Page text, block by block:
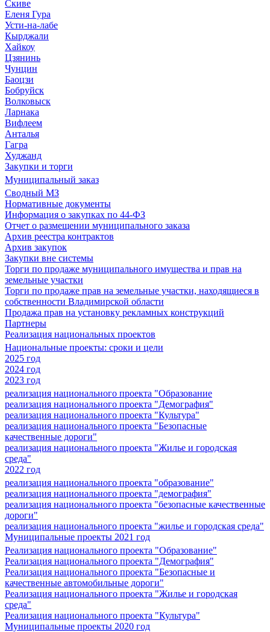
Скиве
Еленя Гура
Усти-на-лабе
Кырджали
Хайкоу
Цзянинь
Чунцин
Баоцзи
Бобруйск
Волковыск
Ларнака
Вифлеем
Анталья
Гагра
Худжанд
Закупки и торги
Муниципальный заказ
Сводный МЗ
Нормативные документы
Информация о закупках по 44-ФЗ
Отчет о размещении муниципального заказа
Архив реестра контрактов
Архив закупок
Закупки вне системы
Торги по продаже муниципального имущества и прав на
земельные участки
Торги по продаже прав на земельные участки, находящиеся в
собственности Владимирской области
Продажа прав на установку рекламных конструкций
Партнеры
Реализация национальных проектов
Национальные проекты: сроки и цели
2025 год
2024 год
2023 год
реализация национального проекта "Образование
реализация национального проекта "Демография"
реализация национального проекта "Культура"
реализация национального проекта "Безопасные
качественные дороги"
реализация национального проекта "Жилье и городская
среда"
2022 год
реализация национального проекта "образование"
реализация национального проекта "демография"
реализация национального проекта "безопасные качественные
дороги"
реализация национального проекта "жилье и городская среда"
Муниципальные проекты 2021 год
Реализация национального проекта "Образование"
Реализация национального проекта "Демография"
Реализация национального проекта "Безопасные и
качественные автомобильные дороги"
Реализация национального проекта "Жилье и городская
среда"
Реализация национального проекта "Культура"
Муниципальные проекты 2020 год